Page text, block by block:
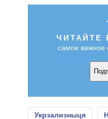
ЧИТАЙТЕ
самое важное
Укрзализныця